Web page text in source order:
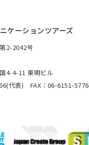
ケーションツアーズ
2-2042号
4-4-11 東明ビル
代表) FAX：06-6151-5776